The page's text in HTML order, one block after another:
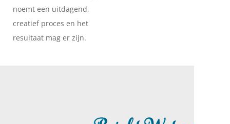
noemt een uitdagend,
creatief proces en het
resultaat mag er zijn.